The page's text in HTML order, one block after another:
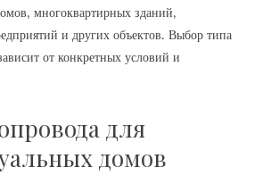
многоквартирных зданий‚
и других объектов. Выбор типа
от конкретных условий и
для
домов